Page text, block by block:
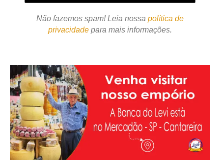
Não fazemos spam! Leia nossa política de
privacidade para mais informações.